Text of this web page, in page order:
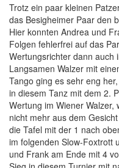
Trotz ein paar kleinen
das Besigheimer Paar den
Hier konnten Andrea und
Folgen fehlerfrei auf das
Wertungsrichter dann auch
Langsamen Walzer mit
Tango ging es sehr eng
in diesem Tanz mit dem 2.
Wertung im Wiener
nicht mehr aus dem
die Tafel mit der 1 nach
im folgenden Slow-Foxtrott
und Frank am Ende mit 4